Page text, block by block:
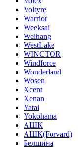
Voltyre
Warrior
Weeksai
Weihang
WestLake
WINCTOR
Windforce
Wonderland
Wosen
Xcent
Xenan
Yatai
Yokohama
АШК
АШК(Forvard)
Белшина